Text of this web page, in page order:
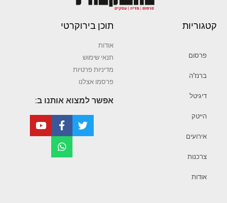
קטגוריות
פרסום
ברנז’ה
דיגיטל
הייטק
אירועים
צרכנות
אודות
תוכן בירוקרטי
אודות
תנאי שימוש
מדיניות פרטיות
פרסמו אצלנו
אפשר למצוא אותנו ב: